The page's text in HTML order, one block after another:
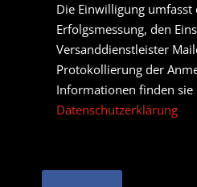
Die Einwilligung umfasst
Erfolgsmessung, den
Versanddienstleister
Protokollierung der
Informationen finden sie
Datenschutzerklärung